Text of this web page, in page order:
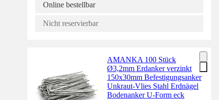
Online bestellbar
Nicht reservierbar
AMANKA 100 Stück
Ø3,2mm Erdanker verzinkt
150x30mm Befestigungsanker
Unkraut-Vlies Stahl Erdnägel
Bodenanker U-Form eck